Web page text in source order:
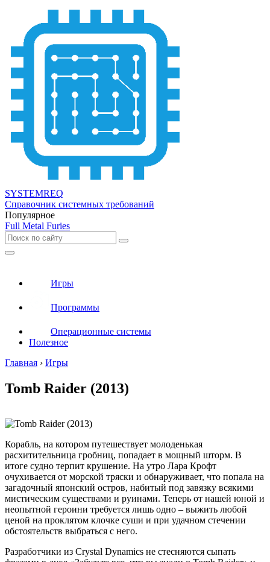
SYSTEMREQ
Справочник системных требований
Популярное
Full Metal Furies
Игры
Программы
Операционные системы
Полезное
Главная › Игры
Tomb Raider (2013)
Корабль, на котором путешествует молоденькая
расхитительница гробниц, попадает в мощный шторм. В
итоге судно терпит крушение. На утро Лара Крофт
очухивается от морской тряски и обнаруживает, что попала на
загадочный японский остров, набитый под завязку всякими
мистическим существами и руинами. Теперь от нашей юной и
неопытной героини требуется лишь одно – выжить любой
ценой на проклятом клочке суши и при удачном стечении
обстоятельств выбраться с него.
Разработчики из Crystal Dynamics не стесняются сыпать